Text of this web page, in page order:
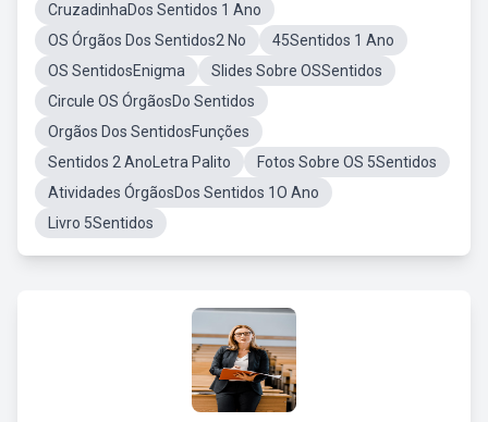
CruzadinhaDos Sentidos 1 Ano
OS Órgãos Dos Sentidos2 No
45Sentidos 1 Ano
OS SentidosEnigma
Slides Sobre OSSentidos
Circule OS ÓrgãosDo Sentidos
Orgãos Dos SentidosFunções
Sentidos 2 AnoLetra Palito
Fotos Sobre OS 5Sentidos
Atividades ÓrgãosDos Sentidos 1O Ano
Livro 5Sentidos